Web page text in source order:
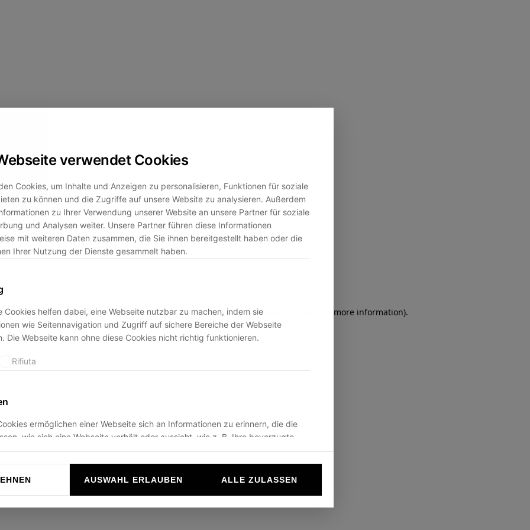
verwendet Cookies
Cookies, um Inhalte und Anzeigen zu personalisieren, Funktionen für soziale
zu können und die Zugriffe auf unsere Website zu analysieren. Außerdem
zu Ihrer Verwendung unserer Website an unsere Partner für soziale
und Analysen weiter. Unsere Partner führen diese Informationen
mit weiteren Daten zusammen, die Sie ihnen bereitgestellt haben oder die
Ihrer Nutzung der Dienste gesammelt haben.
Cookies helfen dabei, eine Webseite nutzbar zu machen, indem sie
wie Seitennavigation und Zugriff auf sichere Bereiche der Webseite
Die Webseite kann ohne diese Cookies nicht richtig funktionieren.
Rifiuta
ermöglichen einer Webseite sich an Informationen zu erinnern, die die
wie sich eine Webseite verhält oder aussieht, wie z. B. Ihre bevorzugte
die Region in der Sie sich befinden.
AUSWAHL ERLAUBEN ALLE ZULASSEN
has occurred while loadingducadisangiusto.com(see the browser console for more information).